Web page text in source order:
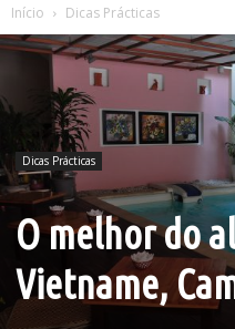
Início
Dicas Prácticas
Dicas Prácticas
O melhor do
Vietname,